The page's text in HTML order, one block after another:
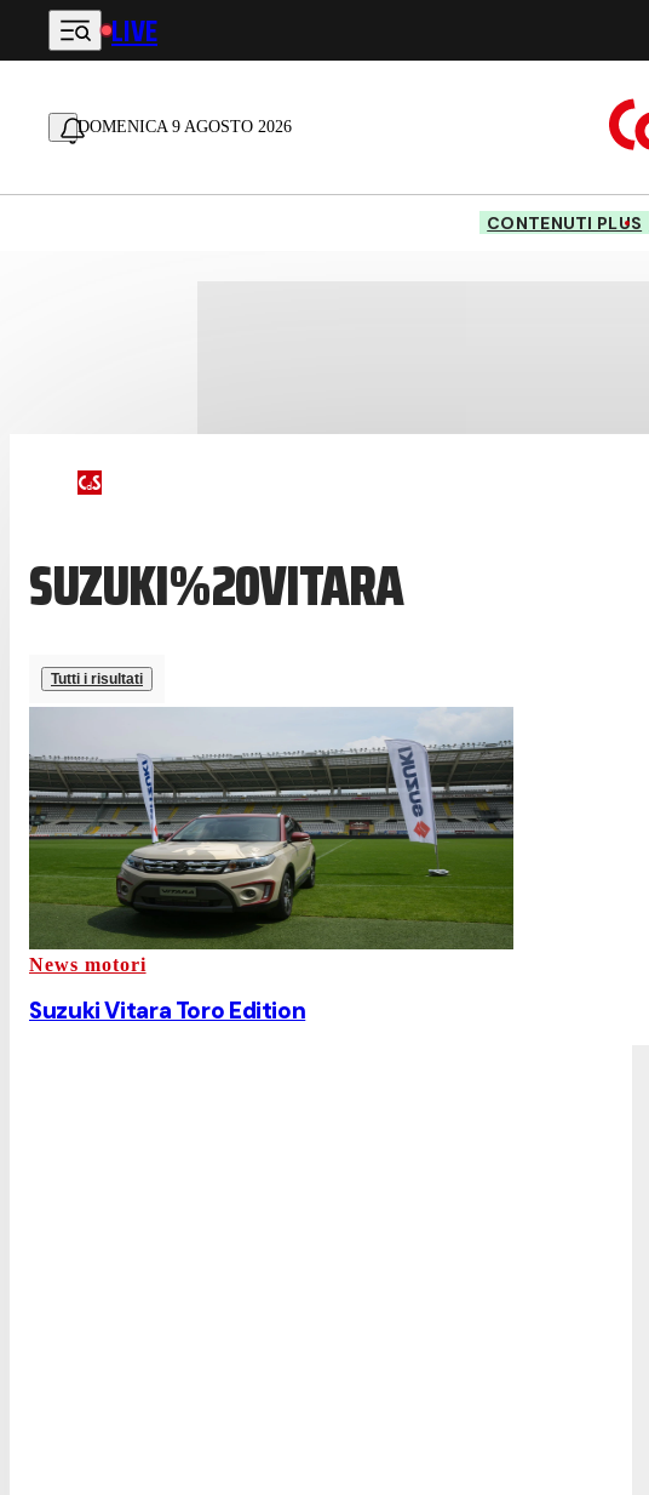
Vai al contenuto principale
LIVE
DOMENICA 9 AGOSTO 2026
CONTENUTI PLUS
SUZUKI%20VITARA
Tutti i risultati
News motori
Suzuki Vitara Toro Edition